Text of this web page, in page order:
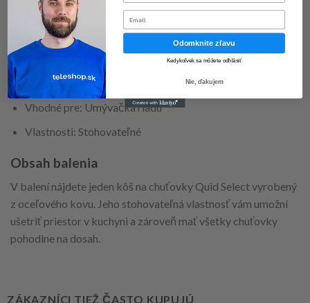
Špecifikácie
Typ: Kôš na chuťovky
Farba: Oceľ
Materiál: Kov, Oceľ
Vhodné pre: Umývačka riadu
Vlastnosti: Stohovateľné
Obsah balenia
V balení nájdete jeden kôš na chuťovky Quid Select vyrobený
z oceľového kovu. Jeho stohovateľná vlastnosť vám umožní
ušetriť priestor v kuchyni a zároveň mať všetky chuťovky
pohodlne na dosah.
ZÁKAZNÍCI TIEŽ ČASTO KUPUJÚ
Email
Odomknite zľavu
Kedykoľvek sa môžete odhlásiť
Nie, ďakujem